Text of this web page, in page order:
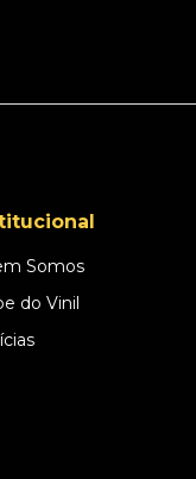
Somos
do Vinil